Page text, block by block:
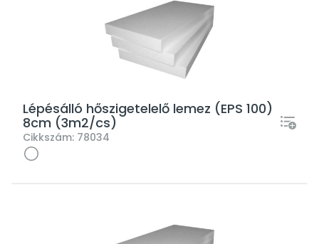
Lépésálló hőszigetelelő lemez (EPS 100)
8cm (3m2/cs)
Cikkszám: 78034